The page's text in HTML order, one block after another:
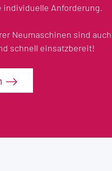
Anforderung.
Neumaschinen sind
schnell einsatzbereit!